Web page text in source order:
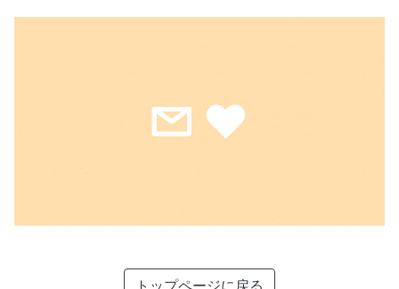
トップページに戻る